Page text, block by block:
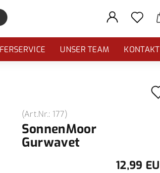
Suche...
UNSER TEAM KONTAKT
(Art.Nr.: 177)
SonnenMoor
Gurwavet
12,99